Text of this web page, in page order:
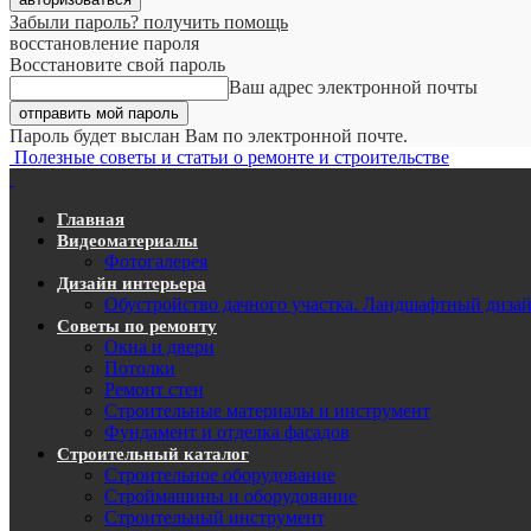
Забыли пароль? получить помощь
восстановление пароля
Восстановите свой пароль
Ваш адрес электронной почты
Пароль будет выслан Вам по электронной почте.
Полезные советы и статьи о ремонте и строительстве
Главная
Видеоматериалы
Фотогалерея
Дизайн интерьера
Обустройство дачного участка. Ландшафтный
Советы по ремонту
Окна и двери
Потолки
Ремонт стен
Строительные материалы и инструмент
Фундамент и отделка фасадов
Строительный каталог
Строительное оборудование
Строймашины и оборудование
Строительный инструмент